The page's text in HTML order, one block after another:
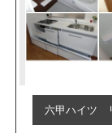
六甲ハイツ